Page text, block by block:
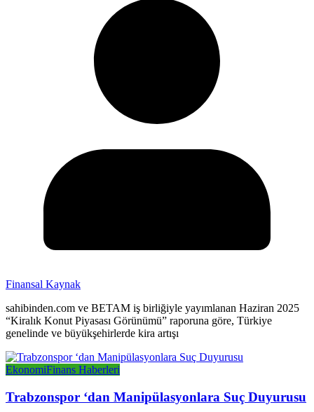
Finansal Kaynak
sahibinden.com ve BETAM iş birliğiyle yayımlanan Haziran 2025
“Kiralık Konut Piyasası Görünümü” raporuna göre, Türkiye
genelinde ve büyükşehirlerde kira artışı
EkonomiFinans Haberleri
Trabzonspor ‘dan Manipülasyonlara Suç Duyurusu